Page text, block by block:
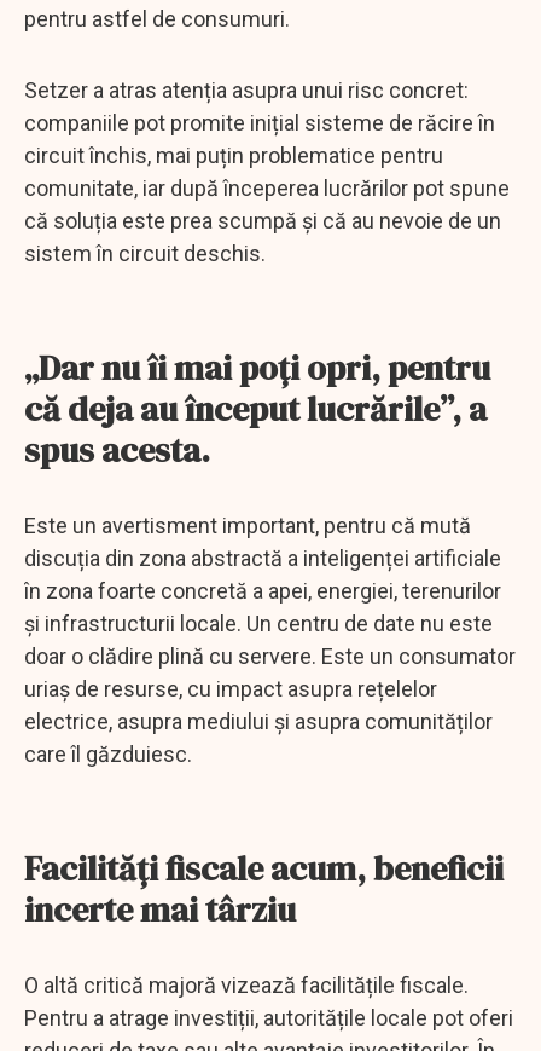
pentru astfel de consumuri.
Setzer a atras atenția asupra unui risc concret:
companiile pot promite inițial sisteme de răcire în
circuit închis, mai puțin problematice pentru
comunitate, iar după începerea lucrărilor pot spune
că soluția este prea scumpă și că au nevoie de un
sistem în circuit deschis.
„Dar nu îi mai poți opri, pentru
că deja au început lucrările”, a
spus acesta.
Este un avertisment important, pentru că mută
discuția din zona abstractă a inteligenței artificiale
în zona foarte concretă a apei, energiei, terenurilor
și infrastructurii locale. Un centru de date nu este
doar o clădire plină cu servere. Este un consumator
uriaș de resurse, cu impact asupra rețelelor
electrice, asupra mediului și asupra comunităților
care îl găzduiesc.
Facilități fiscale acum, beneficii
incerte mai târziu
O altă critică majoră vizează facilitățile fiscale.
Pentru a atrage investiții, autoritățile locale pot oferi